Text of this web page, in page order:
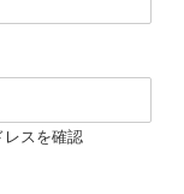
レスを確認